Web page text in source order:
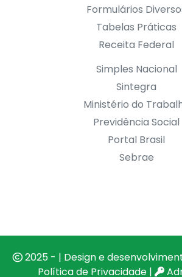
Formulários
Tabelas Práticas
Receita Federal
Simples Nacional
Sintegra
Ministério do
Previdência Social
Portal Brasil
Sebrae
2025 - | Design e
Política de Privacidade |